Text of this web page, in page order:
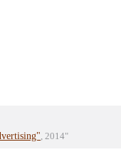
, 2014"